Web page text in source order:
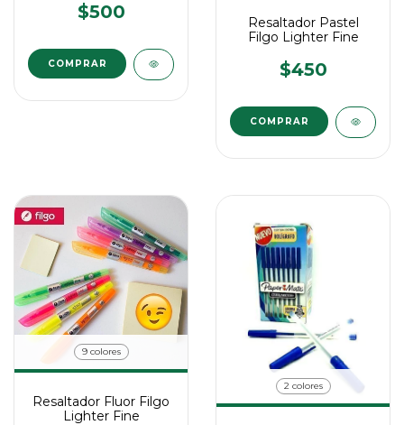
$500
COMPRAR
Resaltador Pastel
Filgo Lighter Fine
$450
COMPRAR
9 colores
Resaltador Fluor Filgo
Lighter Fine
2 colores